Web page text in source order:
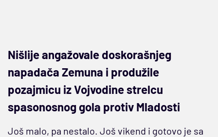
Nišlije angažovale doskorašnjeg
napadača Zemuna i produžile
pozajmicu iz Vojvodine strelcu
spasonosnog gola protiv Mladosti
Još malo, pa nestalo. Još vikend i gotovo je sa